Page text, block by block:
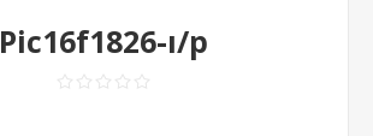
Pic16f1826-ı/p